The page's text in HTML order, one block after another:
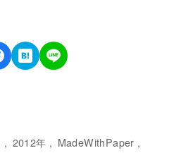
2012年
MadeWithPaper